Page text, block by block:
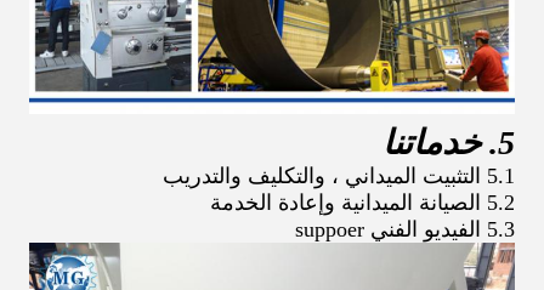
5. خدماتنا
5.1 التثبيت الميداني ، والتكليف والتدريب
5.2 الصيانة الميدانية وإعادة الخدمة
5.3 الفيديو الفني suppoer